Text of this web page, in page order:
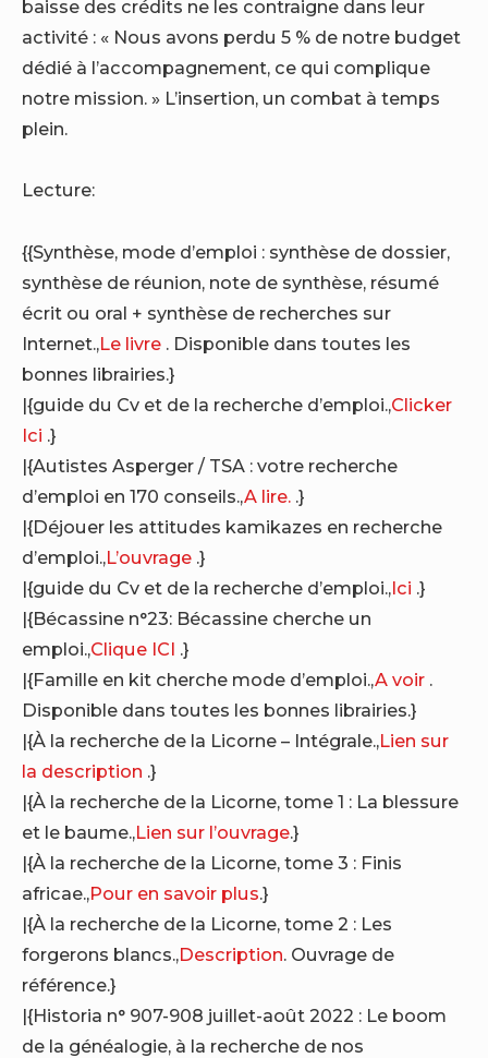
baisse des crédits ne les contraigne dans leur
activité : « Nous avons perdu 5 % de notre budget
dédié à l’accompagnement, ce qui complique
notre mission. » L’insertion, un combat à temps
plein.
Lecture:
{{Synthèse, mode d’emploi : synthèse de dossier,
synthèse de réunion, note de synthèse, résumé
écrit ou oral + synthèse de recherches sur
Internet.,Le livre . Disponible dans toutes les
bonnes librairies.}
|{guide du Cv et de la recherche d’emploi.,Clicker
Ici .}
|{Autistes Asperger / TSA : votre recherche
d’emploi en 170 conseils.,A lire. .}
|{Déjouer les attitudes kamikazes en recherche
d’emploi.,L’ouvrage .}
|{guide du Cv et de la recherche d’emploi.,Ici .}
|{Bécassine n°23: Bécassine cherche un
emploi.,Clique ICI .}
|{Famille en kit cherche mode d’emploi.,A voir .
Disponible dans toutes les bonnes librairies.}
|{À la recherche de la Licorne – Intégrale.,Lien sur
la description .}
|{À la recherche de la Licorne, tome 1 : La blessure
et le baume.,Lien sur l’ouvrage.}
|{À la recherche de la Licorne, tome 3 : Finis
africae.,Pour en savoir plus.}
|{À la recherche de la Licorne, tome 2 : Les
forgerons blancs.,Description. Ouvrage de
référence.}
|{Historia n° 907-908 juillet-août 2022 : Le boom
de la généalogie, à la recherche de nos